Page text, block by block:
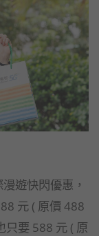
遊快閃優惠，
元 ( 原價 488
只要 588 元 ( 原